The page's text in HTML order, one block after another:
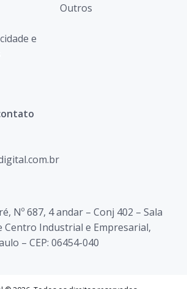
e
Outros
Nº 687, 4 andar – Conj 402 – Sala
Centro Industrial e Empresarial,
– CEP: 06454-040